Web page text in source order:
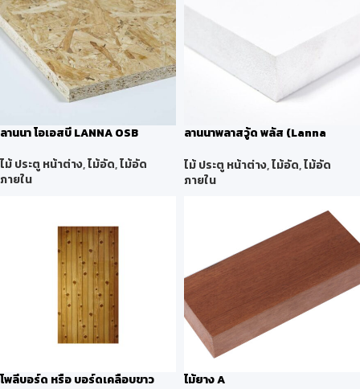
ลานนา โอเอสบี LANNA OSB
ไม้ ประตู หน้าต่าง,ไม้อัด,ไม้อัด
ภายใน
ลานนาพลาสวู้ด พลัส (Lanna
ไม้ ประตู หน้าต่าง,ไม้อัด,ไม้อัด
ภายใน
โพลีบอร์ด หรือ บอร์ดเคลือบขาว
ไม้ยาง A